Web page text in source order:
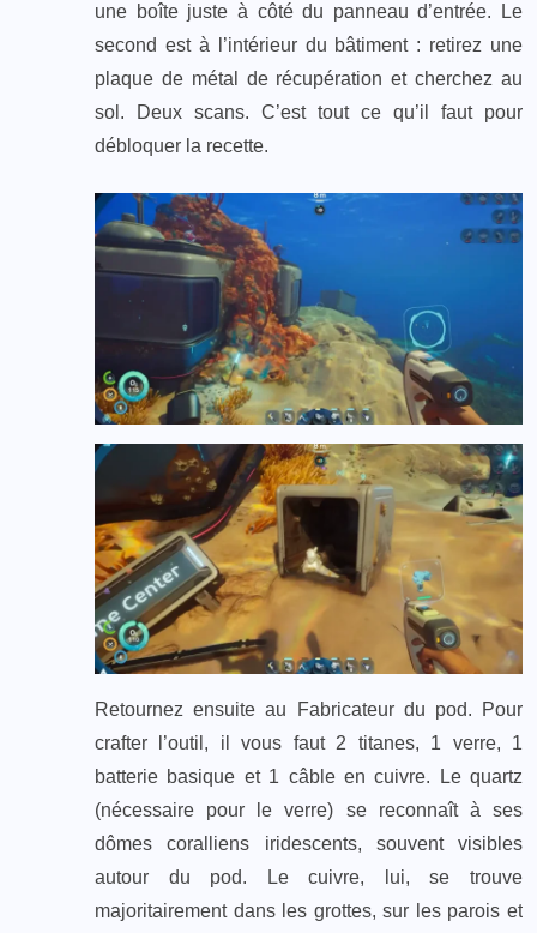
une boîte juste à côté du panneau d’entrée. Le
second est à l’intérieur du bâtiment : retirez une
plaque de métal de récupération et cherchez au
sol. Deux scans. C’est tout ce qu’il faut pour
débloquer la recette.
Retournez ensuite au Fabricateur du pod. Pour
crafter l’outil, il vous faut 2 titanes, 1 verre, 1
batterie basique et 1 câble en cuivre. Le quartz
(nécessaire pour le verre) se reconnaît à ses
dômes coralliens iridescents, souvent visibles
autour du pod. Le cuivre, lui, se trouve
majoritairement dans les grottes, sur les parois et